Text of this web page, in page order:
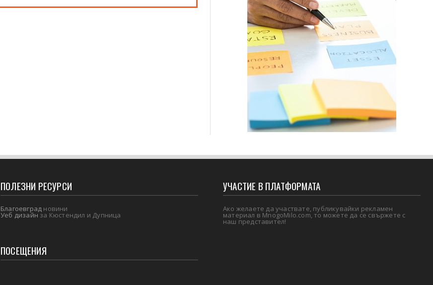
ПОЛЕЗНИ РЕСУРСИ
Благоевград новини
Уеб дизайнза Кюстендил и Дупница
ПОСЕЩЕНИЯ
УЧАСТИЕ В ПЛАТФОРМАТА
Ако желаете да участвате, публикувайки рекламен
материал в MnogoMilo.com, то можете да се свържете с
наш представител!